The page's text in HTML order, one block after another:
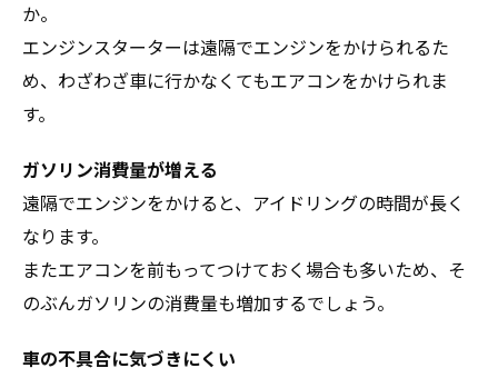
か。
エンジンスターターは遠隔でエンジンをかけられるた
め、わざわざ車に行かなくてもエアコンをかけられま
す。
ガソリン消費量が増える
遠隔でエンジンをかけると、アイドリングの時間が長く
なります。
またエアコンを前もってつけておく場合も多いため、そ
のぶんガソリンの消費量も増加するでしょう。
車の不具合に気づきにくい